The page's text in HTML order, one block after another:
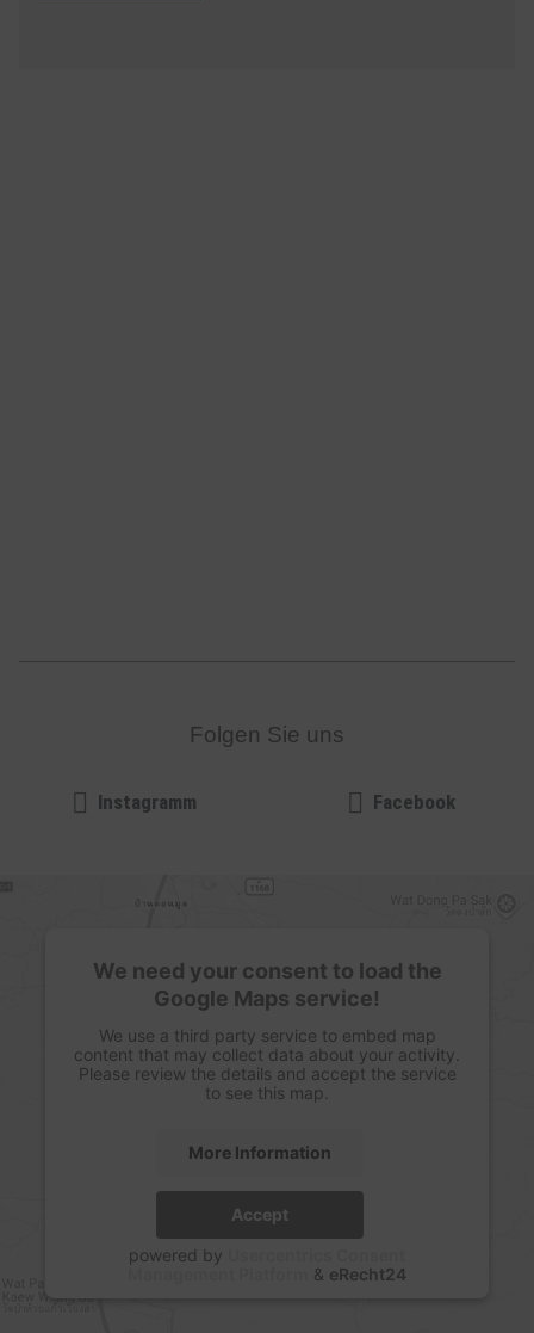
Folgen Sie uns
Instagramm Facebook
We need your consent to load the
Google Maps service!
We use a third party service to embed map
content that may collect data about your activity.
Please review the details and accept the service
to see this map.
More Information
Accept
powered by
& eRecht24